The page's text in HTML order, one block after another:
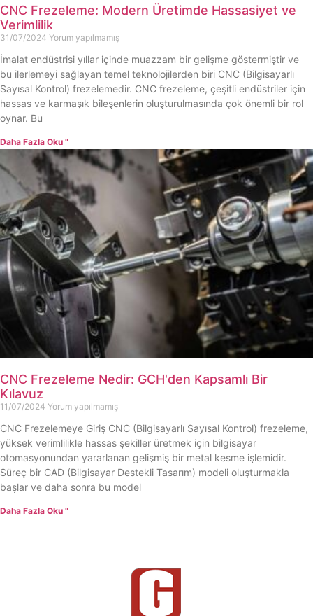
CNC Frezeleme: Modern Üretimde Hassasiyet ve
Verimlilik
31/07/2024 Yorum yapılmamış
İmalat endüstrisi yıllar içinde muazzam bir gelişme göstermiştir ve
bu ilerlemeyi sağlayan temel teknolojilerden biri CNC (Bilgisayarlı
Sayısal Kontrol) frezelemedir. CNC frezeleme, çeşitli endüstriler için
hassas ve karmaşık bileşenlerin oluşturulmasında çok önemli bir rol
oynar. Bu
Daha Fazla Oku "
CNC Frezeleme Nedir: GCH'den Kapsamlı Bir
Kılavuz
11/07/2024 Yorum yapılmamış
CNC Frezelemeye Giriş CNC (Bilgisayarlı Sayısal Kontrol) frezeleme,
yüksek verimlilikle hassas şekiller üretmek için bilgisayar
otomasyonundan yararlanan gelişmiş bir metal kesme işlemidir.
Süreç bir CAD (Bilgisayar Destekli Tasarım) modeli oluşturmakla
başlar ve daha sonra bu model
Daha Fazla Oku "